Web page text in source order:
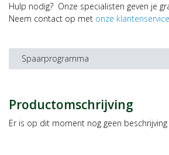
Hulp nodig? Onze specialisten geven je
Neem contact op met onze klantenservice
Spaarprogramma
Productomschrijving
Er is op dit moment nog geen